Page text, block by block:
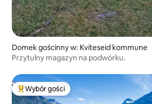
Domek gościnny w: Kviteseid kommune
Przytulny magazyn na podwórku.
Najpopularniejsze z kategorii Wybór gości
Wybór gości